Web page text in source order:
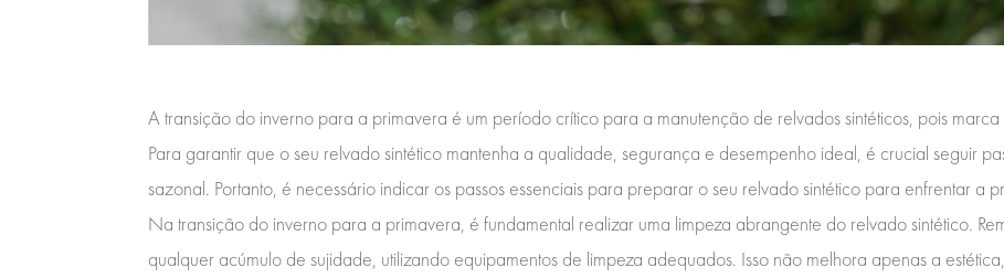
A transição do inverno para a primavera é um período crítico para a manutenção de relvados sintéticos, pois
Para garantir que o seu relvado sintético mantenha a qualidade, segurança e desempenho ideal, é crucial seguir
sazonal. Portanto, é necessário indicar os passos essenciais para preparar o seu relvado sintético para enfrentar a
Na transição do inverno para a primavera, é fundamental realizar uma limpeza abrangente do relvado sintético.
qualquer acúmulo de sujidade, utilizando equipamentos de limpeza adequados. Isso não melhora apenas a